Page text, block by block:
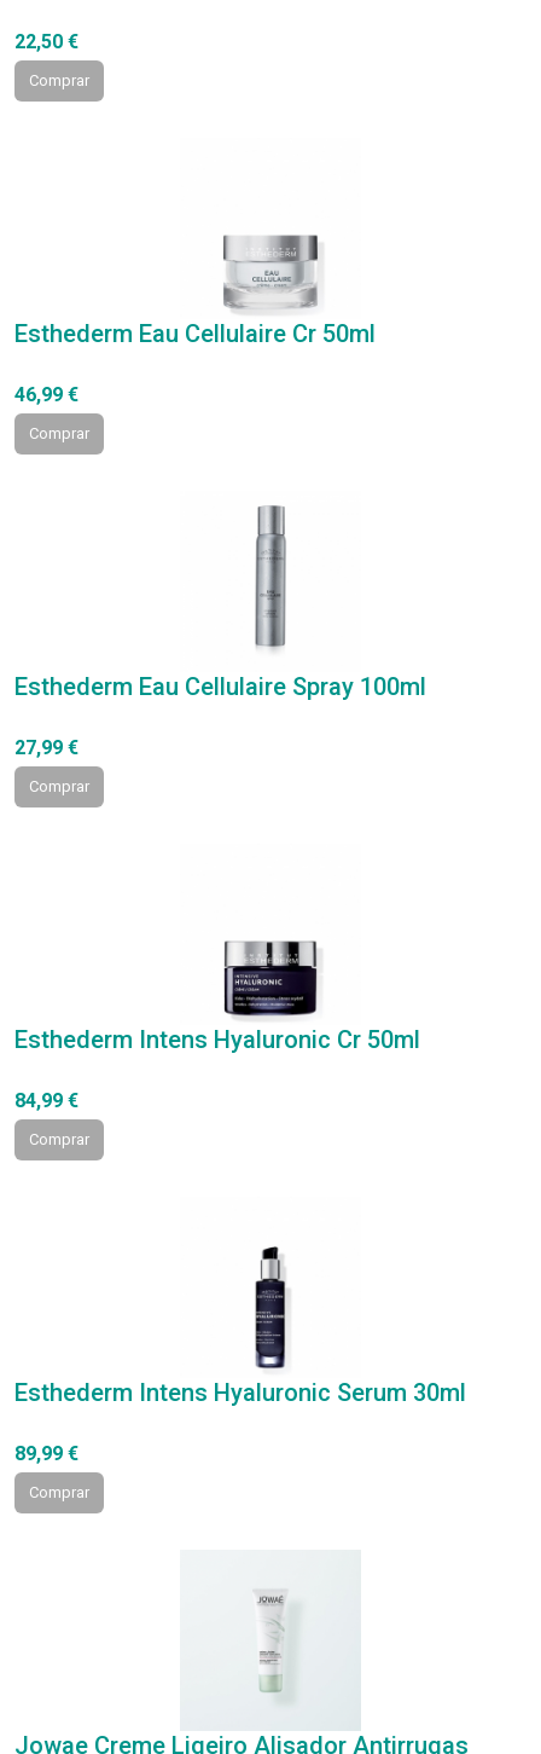
22,50 €
Comprar
Esthederm Eau Cellulaire Cr 50ml
46,99 €
Comprar
Esthederm Eau Cellulaire Spray 100ml
27,99 €
Comprar
Esthederm Intens Hyaluronic Cr 50ml
84,99 €
Comprar
Esthederm Intens Hyaluronic Serum 30ml
89,99 €
Comprar
Jowae Creme Ligeiro Alisador Antirrugas